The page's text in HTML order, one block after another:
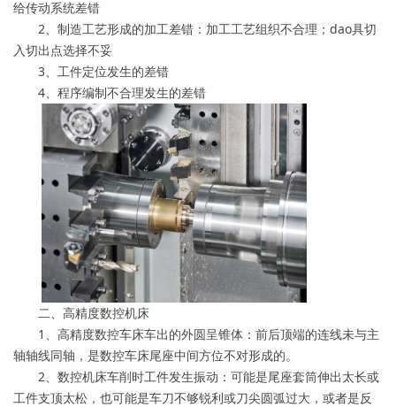
给传动系统差错
2、制造工艺形成的加工差错：加工工艺组织不合理；dao具切
入切出点选择不妥
3、工件定位发生的差错
4、程序编制不合理发生的差错
二、高精度数控机床
1、高精度数控车床车出的外圆呈锥体：前后顶端的连线未与主
轴轴线同轴，是数控车床尾座中间方位不对形成的。
2、数控机床车削时工件发生振动：可能是尾座套筒伸出太长或
工件支顶太松，也可能是车刀不够锐利或刀尖圆弧过大，或者是反